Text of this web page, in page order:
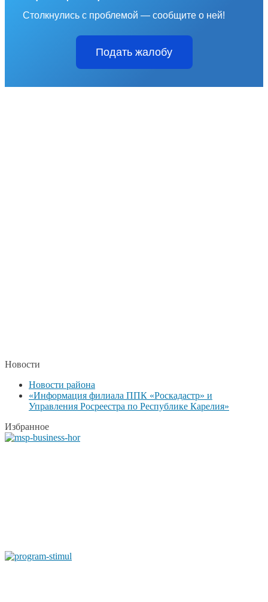
Столкнулись с проблемой — сообщите о ней!
Подать жалобу
Новости
Новости района
«Информация филиала ППК «Роскадастр» и
Управления Росреестра по Республике Карелия»
Избранное